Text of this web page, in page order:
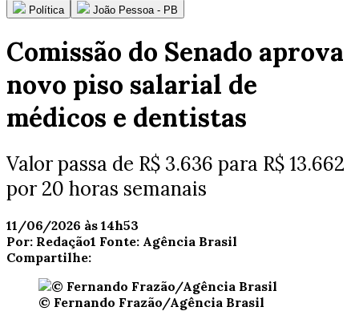
Política
João Pessoa - PB
Comissão do Senado aprova
novo piso salarial de
médicos e dentistas
Valor passa de R$ 3.636 para R$ 13.662
por 20 horas semanais
11/06/2026 às 14h53
Por: Redação1 Fonte: Agência Brasil
Compartilhe:
© Fernando Frazão/Agência Brasil